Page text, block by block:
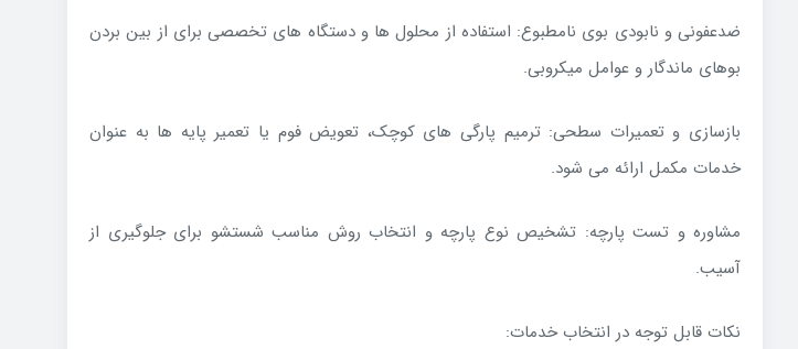
ضدعفونی و نابودی بوی نامطبوع: استفاده از محلول ها و دستگاه های تخصصی برای از بین بردن
بوهای ماندگار و عوامل میکروبی.
بازسازی و تعمیرات سطحی: ترمیم پارگی های کوچک، تعویض فوم یا تعمیر پایه ها به عنوان
خدمات مکمل ارائه می شود.
مشاوره و تست پارچه: تشخیص نوع پارچه و انتخاب روش مناسب شستشو برای جلوگیری از
آسیب.
نکات قابل توجه در انتخاب خدمات: